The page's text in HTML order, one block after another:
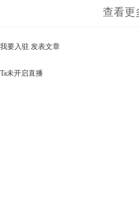
查看更
我要入驻 发表文章
Ta未开启直播